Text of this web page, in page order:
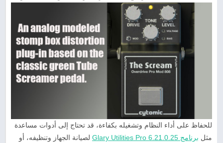
للحفاظ على أداء النظام وتشغيله بكفاءة، قد تحتاج إلى أدوات مساعدة
مثل برنامج Glary Utilities Pro 6.21.0.25
لصيانة الجهاز وتنظيفه، أو